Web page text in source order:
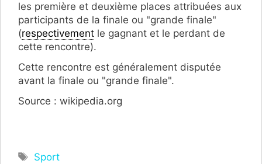
les première et deuxième places attribuées aux
participants de la finale ou "grande finale"
(respectivement le gagnant et le perdant de
cette rencontre).
Cette rencontre est généralement disputée
avant la finale ou "grande finale".
Source : wikipedia.org
Étiquettes
Sport